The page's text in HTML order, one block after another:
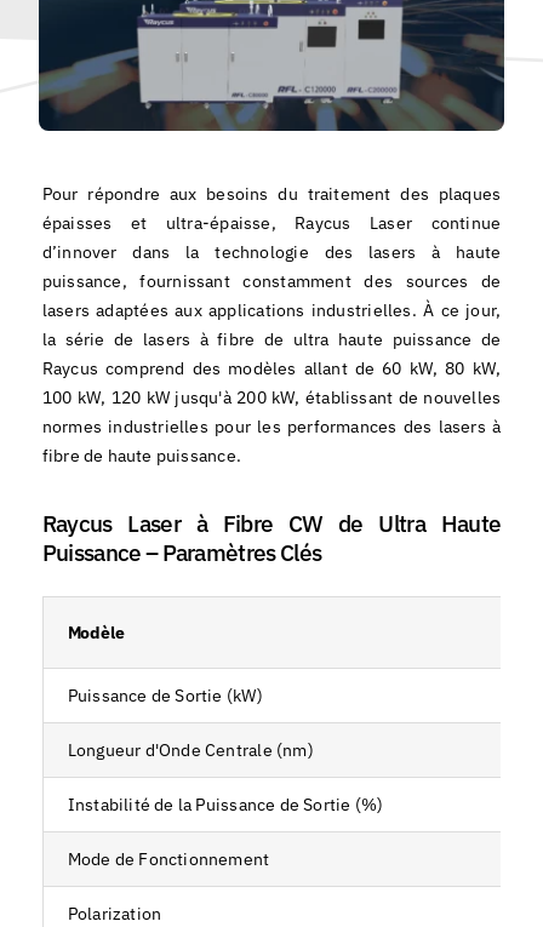
Pour répondre aux besoins du traitement des plaques
épaisses et ultra-épaisse, Raycus Laser continue
d’innover dans la technologie des lasers à haute
puissance, fournissant constamment des sources de
lasers adaptées aux applications industrielles. À ce jour,
la série de lasers à fibre de ultra haute puissance de
Raycus comprend des modèles allant de 60 kW, 80 kW,
100 kW, 120 kW jusqu'à 200 kW, établissant de nouvelles
normes industrielles pour les performances des lasers à
fibre de haute puissance.
Raycus Laser à Fibre CW de Ultra Haute
Puissance – Paramètres Clés
Modèle
Puissance de Sortie (kW)
Longueur d'Onde Centrale (nm)
Instabilité de la Puissance de Sortie (%)
Mode de Fonctionnement
Polarization